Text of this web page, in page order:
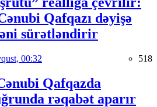
Qafqazı dəyişə
sürətləndirir
00:32 518
Qafqazda
rəqabət aparır